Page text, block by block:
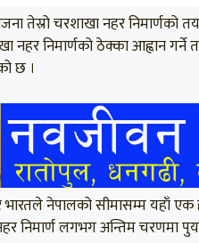
तेस्रो चरशाखा नहर निमार्णको
नहर निमार्णको ठेक्का आह्वान
छ ।
भारतले नेपालको सीमासम्म यहाँ
निमार्ण लगभग अन्तिम चरणमा